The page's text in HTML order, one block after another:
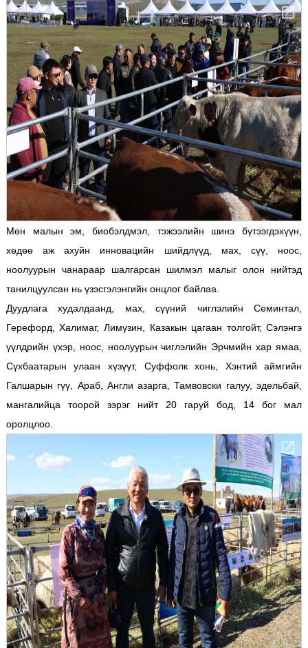
Мөн малын эм, биобэлдмэл, тэжээлийн шинэ бүтээгдэхүүн,
хөдөө аж ахуйн инновацийн шийдлүүд, мах, сүү, ноос,
ноолуурын чанараар шалгарсан шилмэл малыг олон нийтэд
танилцуулсан нь үзэсгэлэнгийн онцлог байлаа.
Дуудлага худалдаанд, мах, сүүний чиглэлийн Семинтал,
Герефорд, Халимаг, Лимүзин, Казакын цагаан толгойт, Сэлэнгэ
үүлдрийн үхэр, ноос, ноолуурын чиглэлийн Эрчмийн хар ямаа,
Сүхбаатарын улаан хүзүүт, Суффолк хонь, Хэнтий аймгийн
Галшарын гүү, Араб, Англи азарга, Тамвовски галуу, эдельбай,
мангалийца тоорой зэрэг нийт 20 гаруй бод, 14 бог мал
оролцлоо.